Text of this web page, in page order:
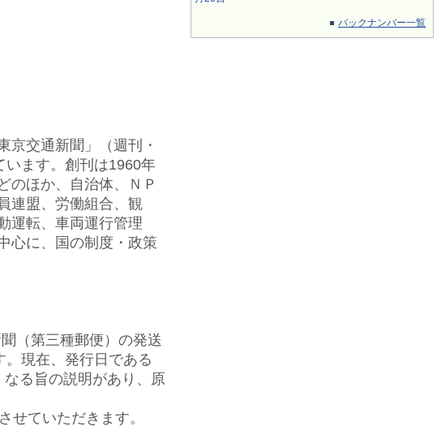
バックナンバー一覧
交通新聞」（週刊・
います。創刊は1960年
のほか、自治体、ＮＰ
連盟、労働組合、観
運転、車両運行管理
心に、国の制度・政策
（第三種郵便）の発送
現在、発行日である
る旨の説明があり、原
せていただきます。